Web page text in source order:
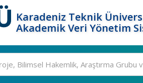
Karadeniz Teknik
Akademik Veri Yönetim